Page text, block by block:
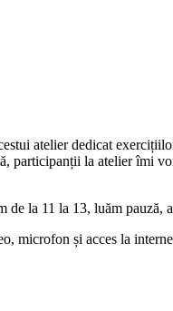
atelier dedicat
participanții la atelier îmi
la 11 la 13, luăm pauză,
microfon și acces la